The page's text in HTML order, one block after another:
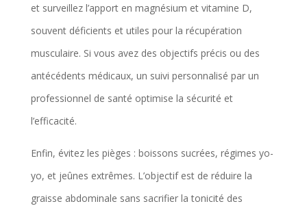
et surveillez l’apport en magnésium et vitamine D,
souvent déficients et utiles pour la récupération
musculaire. Si vous avez des objectifs précis ou des
antécédents médicaux, un suivi personnalisé par un
professionnel de santé optimise la sécurité et
l’efficacité.
Enfin, évitez les pièges : boissons sucrées, régimes yo-
yo, et jeûnes extrêmes. L’objectif est de réduire la
graisse abdominale sans sacrifier la tonicité des